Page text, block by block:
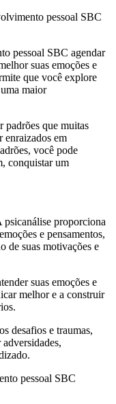
pessoal SBC
pessoal SBC agendar
suas emoções e
que você explore
maior
padrões que muitas
enraizados em
você pode
conquistar um
proporciona
e pensamentos,
de suas motivações e
suas emoções e
melhor e a construir
desafios e traumas,
pessoal SBC